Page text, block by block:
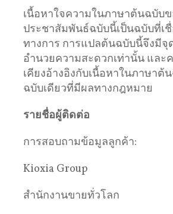
เนื้อหาใจความในภาษาต้นฉบับ
ประชาสัมพันธ์ฉบับนี้เป็นฉบับที่เ
ทางการ การแปลต้นฉบับนี้จึงมีจุ
อำนวยความสะดวกเท่านั้น และ
เคียงอ้างอิงกับเนื้อหาในภาษาต้
ฉบับเดียวที่มีผลทางกฎหมาย
รายชื่อผู้ติดต่อ
การสอบถามข้อมูลลูกค้า:
Kioxia Group
สำนักงานขายทั่วโลก